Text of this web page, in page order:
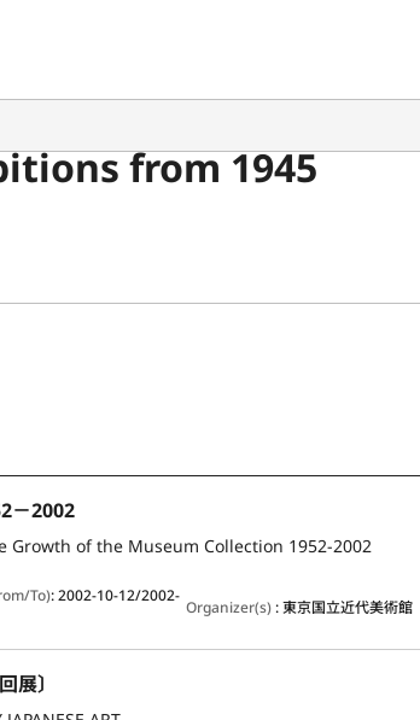
from 1945
－2002
of the Museum Collection 1952-2002
To):2002-10-12/2002-
Organizer(s):東京国立近代美術館
展〕